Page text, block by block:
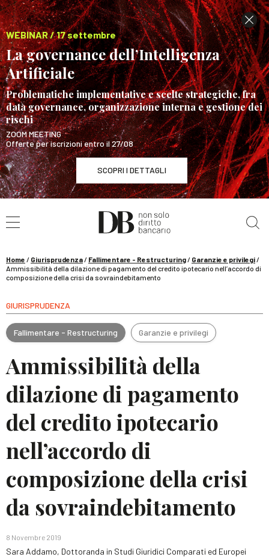
WEBINAR / 17 settembre
La governance dell’Intelligenza
Artificiale
Problematiche implementative e scelte strategiche, fra
data governance, organizzazione interna e gestione dei
rischi
ZOOM MEETING
Offerte per iscrizioni entro il 27/08
SCOPRI I DETTAGLI
WEBINAR / 17 settembre
La governance dell’Intelligenza Artificiale
Home / Giurisprudenza/ Fallimentare - Restructuring/ Garanzie e privilegi/
Ammissibilità della dilazione di pagamento del credito ipotecario nell’accordo di
composizione della crisi da sovraindebitamento
GIURISPRUDENZA
Fallimentare - Restructuring Garanzie e privilegi
Ammissibilità della
dilazione di pagamento
del credito ipotecario
nell’accordo di
composizione della crisi
da sovraindebitamento
8 Novembre 2019
Sara Addamo, Dottoranda in Studi Giuridici Comparati ed Europei